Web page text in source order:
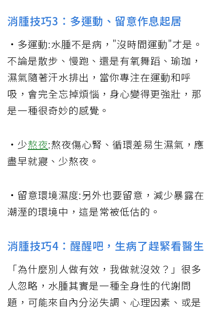
消腫技巧3：多運動、留意作息起居
•多運動:水腫不是病，"沒時間運動"才是。
不論是散步、慢跑、還是有氧舞蹈、瑜珈，
濕氣隨著汗水排出，當你專注在運動和呼
吸，會完全忘掉煩惱，身心變得更強壯，那
是一種很奇妙的感覺。
•少熬夜:熬夜傷心腎、循環差易生濕氣，應
盡早就寢、少熬夜。
•留意環境濕度:另外也要留意，減少暴露在
潮溼的環境中，這是常被低估的。
消腫技巧4：醒醒吧，生病了趕緊看醫生
「為什麼別人做有效，我做就沒效？」很多
人忽略，水腫其實是一種全身性的代謝問
題，可能來自內分泌失調、心理因素、或是